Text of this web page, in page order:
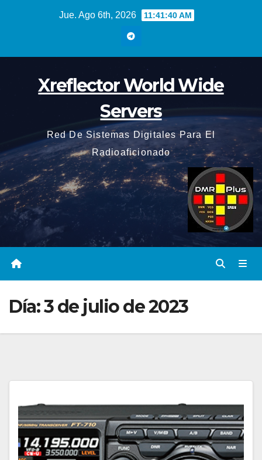
Jue. Ago 6th, 2026 11:41:41 AM
Xreflector World Wide
Servers
Red De Sistemas Digitales Para El
Radioaficionado
Día:3 de julio de 2023